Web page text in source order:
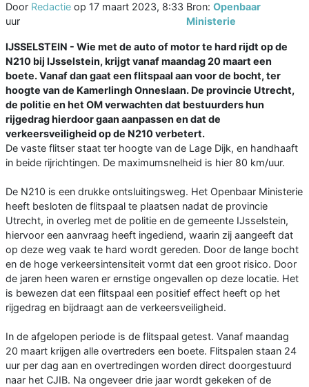
Door Redactie op 17 maart 2023, 8:33
uur
Bron:Openbaar
Ministerie
IJSSELSTEIN - Wie met de auto of motor te hard rijdt op de
N210 bij IJsselstein, krijgt vanaf maandag 20 maart een
boete. Vanaf dan gaat een flitspaal aan voor de bocht, ter
hoogte van de Kamerlingh Onneslaan. De provincie Utrecht,
de politie en het OM verwachten dat bestuurders hun
rijgedrag hierdoor gaan aanpassen en dat de
verkeersveiligheid op de N210 verbetert.
De vaste flitser staat ter hoogte van de Lage Dijk, en handhaaft
in beide rijrichtingen. De maximumsnelheid is hier 80 km/uur.
De N210 is een drukke ontsluitingsweg. Het Openbaar Ministerie
heeft besloten de flitspaal te plaatsen nadat de provincie
Utrecht, in overleg met de politie en de gemeente IJsselstein,
hiervoor een aanvraag heeft ingediend, waarin zij aangeeft dat
op deze weg vaak te hard wordt gereden. Door de lange bocht
en de hoge verkeersintensiteit vormt dat een groot risico. Door
de jaren heen waren er ernstige ongevallen op deze locatie. Het
is bewezen dat een flitspaal een positief effect heeft op het
rijgedrag en bijdraagt aan de verkeersveiligheid.
In de afgelopen periode is de flitspaal getest. Vanaf maandag
20 maart krijgen alle overtreders een boete. Flitspalen staan 24
uur per dag aan en overtredingen worden direct doorgestuurd
naar het CJIB. Na ongeveer drie jaar wordt gekeken of de